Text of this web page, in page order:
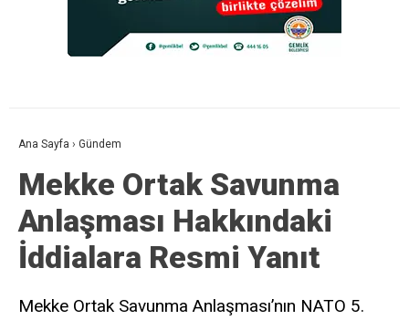
Ana Sayfa › Gündem
Mekke Ortak Savunma
Anlaşması Hakkındaki
İddialara Resmi Yanıt
Mekke Ortak Savunma Anlaşması’nın NATO 5.